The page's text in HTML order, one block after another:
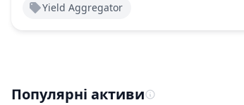
Yield Aggregator
Популярні активи